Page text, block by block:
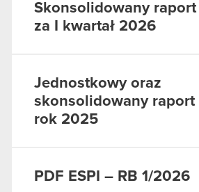
Skonsolidowany
za I kwartał 2026
Jednostkowy oraz
skonsolidowany raport
rok 2025
PDF ESPI – RB 1/2026